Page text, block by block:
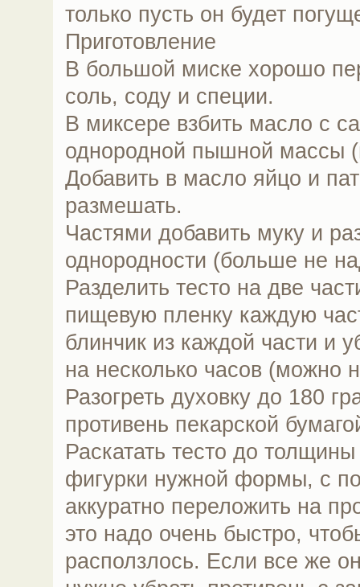
только пусть он будет
Приготовление
В большой миске хорошо
соль, соду и специи.
В миксере взбить масло с
однородной пышной массы
Добавить в масло яйцо и
размешать.
Частями добавить муку и
однородности (больше не
Разделить тесто на две
пищевую пленку каждую
блинчик из каждой части и
на несколько часов (можно
Разогреть духовку до 180
противень пекарской
Раскатать тесто до
фигурки нужной формы, с
аккуратно переложить на
это надо очень быстро,
расползлось. Если все же